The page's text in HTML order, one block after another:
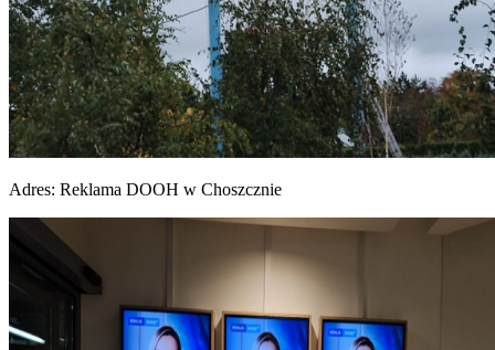
Adres: Reklama DOOH w Choszcznie